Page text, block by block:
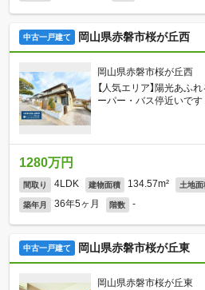
中古一戸建て 岡山県赤磐市桜が丘西
岡山県赤磐市桜が丘西
【人気エリア】陽光あふ
ーパー・バス停近いです
1280万円
間取り 4LDK 建物面積 134.57m² 土地面
築年月 36年5ヶ月 階数 -
中古一戸建て 岡山県赤磐市桜が丘東
岡山県赤磐市桜が丘東